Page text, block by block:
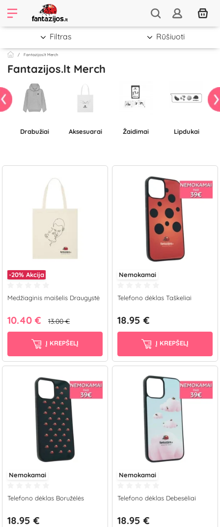
Fantazijos.lt Merch
Filtras Rūšiuoti
Fantazijos.lt Merch
Drabužiai Aksesuarai Žaidimai Lipdukai
-20% Akcija
Medžiaginis maišelis Draugystė
10.40 € 13.00 €
Į KREPŠELĮ
Nemokamai
Telefono dėklas Taškeliai
18.95 €
Į KREPŠELĮ
Nemokamai
Telefono dėklas Boružėlės
18.95 €
Nemokamai
Telefono dėklas Debesėliai
18.95 €